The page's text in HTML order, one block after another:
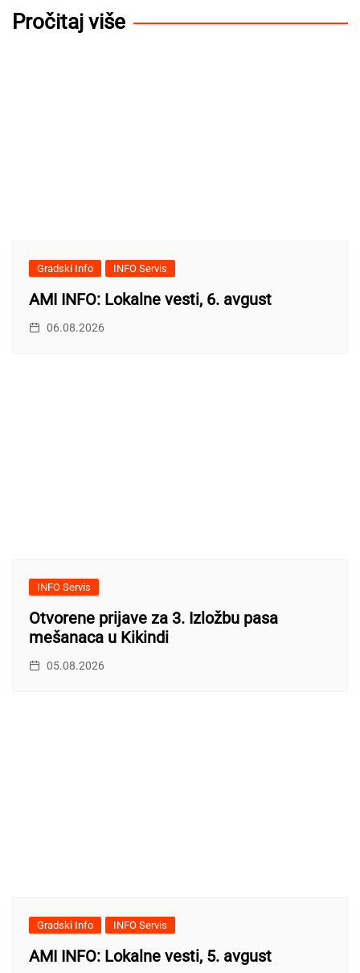
Pročitaj više
Gradski Info INFO Servis
AMI INFO: Lokalne vesti, 6. avgust
06.08.2026
INFO Servis
Otvorene prijave za 3. Izložbu pasa
mešanaca u Kikindi
05.08.2026
Gradski Info INFO Servis
AMI INFO: Lokalne vesti, 5. avgust